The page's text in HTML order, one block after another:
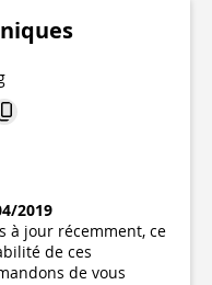
2019
à jour récemment, ce
de ces
de vous